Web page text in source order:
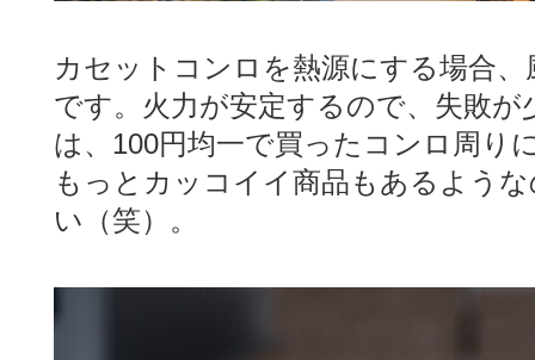
カセットコンロを熱源にする場合
です。火力が安定するので、失敗
は、100円均一で買ったコンロ周り
もっとカッコイイ商品もあるよう
い（笑）。